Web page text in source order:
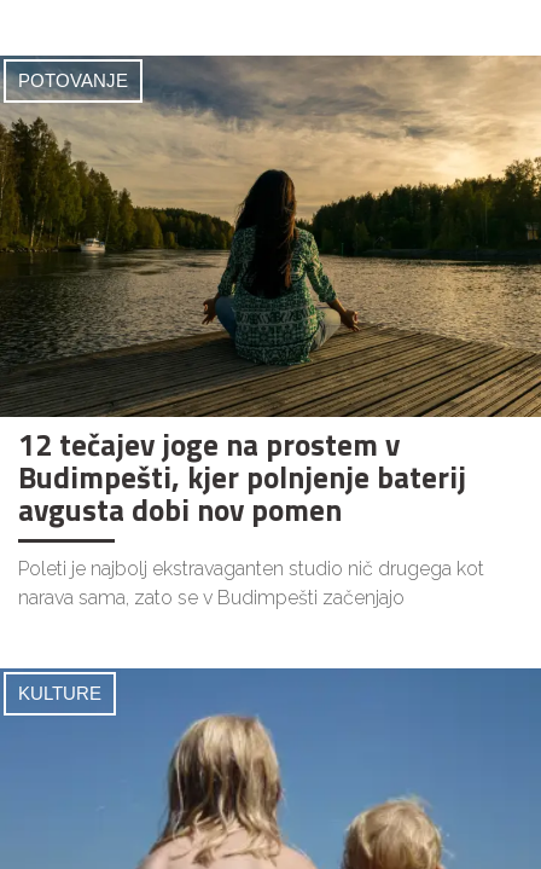
POTOVANJE
12 tečajev joge na prostem v
Budimpešti, kjer polnjenje baterij
avgusta dobi nov pomen
Poleti je najbolj ekstravaganten studio nič drugega kot
narava sama, zato se v Budimpešti začenjajo
KULTURE